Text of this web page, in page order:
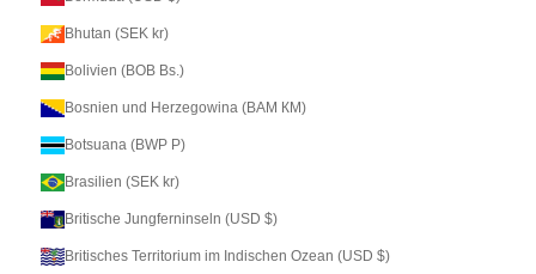
Bhutan (SEK kr)
Bolivien (BOB Bs.)
Bosnien und Herzegowina (BAM КМ)
Botsuana (BWP P)
Brasilien (SEK kr)
Britische Jungferninseln (USD $)
Britisches Territorium im Indischen Ozean (USD $)